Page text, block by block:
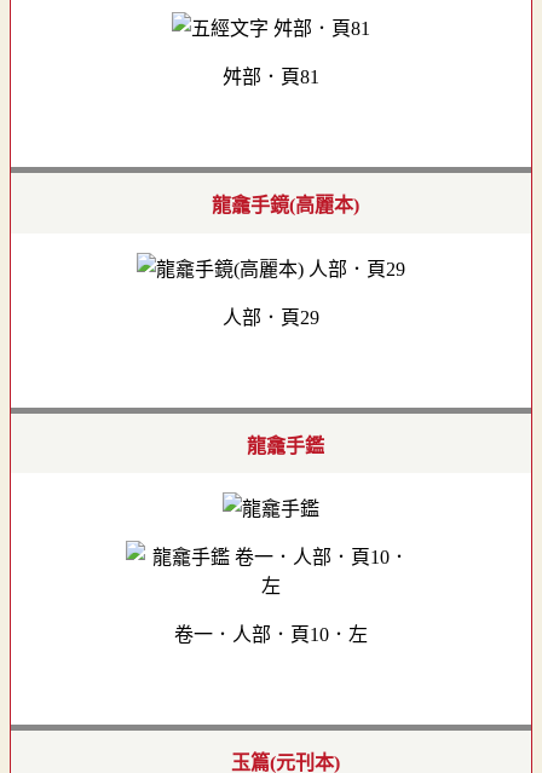
舛部．頁81
龍龕手鏡(高麗本)
人部．頁29
龍龕手鑑
卷一．人部．頁10．左
玉篇(元刊本)